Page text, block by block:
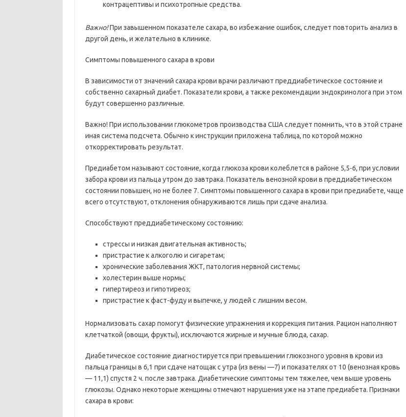
контрацептивы и психотропные средства.
Важно!При завышенном показателе сахара, во избежание ошибок, следует повторить анализ в
другой день, и желательно в клинике.
Симптомы повышенного сахара в крови
В зависимости от значений сахара крови врачи различают преддиабетическое состояние и
собственно сахарный диабет. Показатели крови, а также рекомендации эндокринолога при этом
будут совершенно различные.
Важно! При использовании глюкометров производства США следует помнить, что в этой стране
иная система подсчета. Обычно к инструкции приложена таблица, по которой можно
откорректировать результат.
Предиабетом называют состояние, когда глюкоза крови колеблется в районе 5,5-6, при условии
забора крови из пальца утром до завтрака. Показатель венозной крови в преддиабетическом
состоянии повышен, но не более 7. Симптомы повышенного сахара в крови при предиабете, чаще
всего отсутствуют, отклонения обнаруживаются лишь при сдаче анализа.
Способствуют преддиабетическому состоянию:
стрессы и низкая двигательная активность;
пристрастие к алкоголю и сигаретам;
хронические заболевания ЖКТ, патология нервной системы;
холестерин выше нормы;
гипертиреоз и гипотиреоз;
пристрастие к фаст-фуду и выпечке, у людей с лишним весом.
Нормализовать сахар помогут физические упражнения и коррекция питания. Рацион наполняют
клетчаткой (овощи, фрукты), исключаются жирные и мучные блюда, сахар.
Диабетическое состояние диагностируется при превышении глюкозного уровня в крови из
пальца границы в 6,1 при сдаче натощак с утра (из вены —7) и показателях от 10 (венозная кровь
— 11,1) спустя 2 ч. после завтрака. Диабетические симптомы тем тяжелее, чем выше уровень
глюкозы. Однако некоторые женщины отмечают нарушения уже на этапе предиабета. Признаки
сахара в крови: